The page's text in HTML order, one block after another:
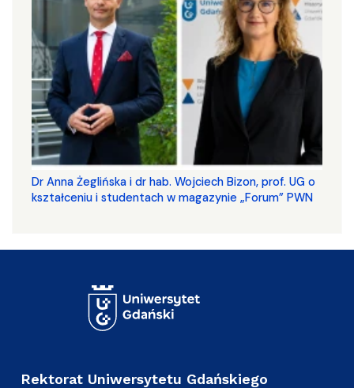
​​​​​​​Dr Anna Żeglińska i dr hab. Wojciech Bizon, prof. UG o
kształceniu i studentach w magazynie „Forum” PWN
Rektorat Uniwersytetu Gdańskiego